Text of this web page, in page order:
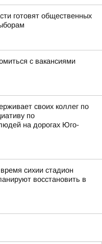
готовят общественных
с вакансиями
своих коллег по
по
на дорогах Юго-
сихии стадион
восстановить в